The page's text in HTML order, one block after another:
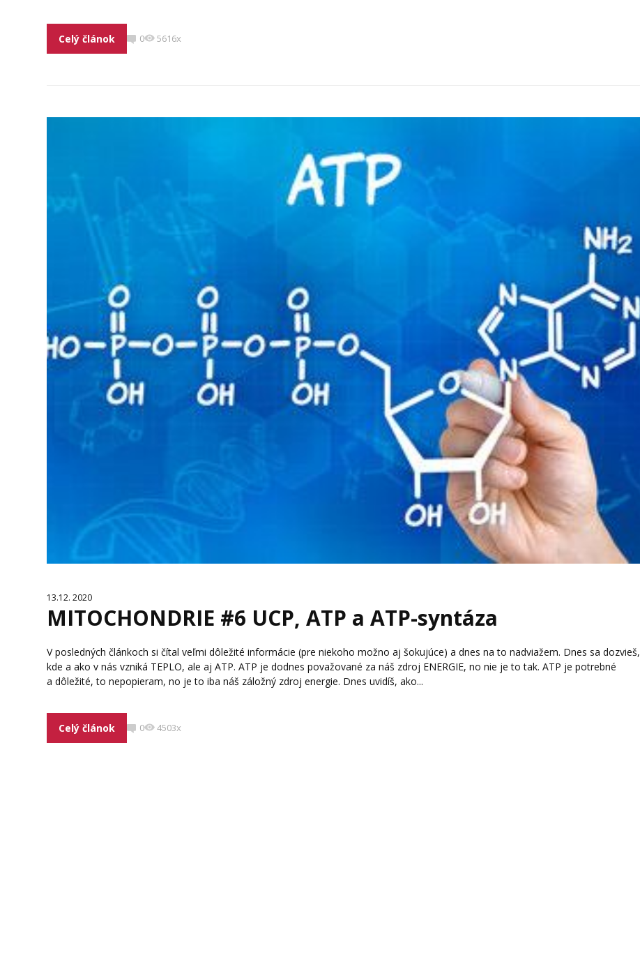
Celý článok 0 5616x
13.12. 2020
MITOCHONDRIE #6 UCP, ATP a ATP-syntáza
V posledných článkoch si čítal veľmi dôležité informácie (pre niekoho možno aj šokujúce) a dnes na to nadviažem. Dnes sa dozvieš,
kde a ako v nás vzniká TEPLO, ale aj ATP. ATP je dodnes považované za náš zdroj ENERGIE, no nie je to tak. ATP je potrebné
a dôležité, to nepopieram, no je to iba náš záložný zdroj energie. Dnes uvidíš, ako...
Celý článok 0 4503x